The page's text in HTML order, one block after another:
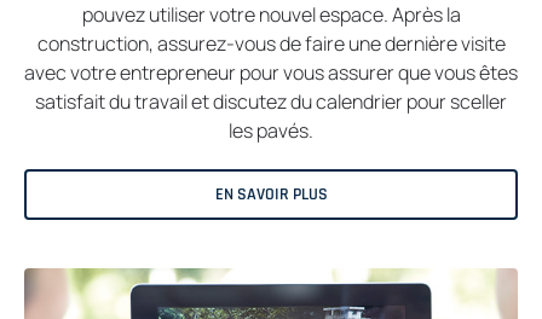
pouvez utiliser votre nouvel espace. Après la
construction, assurez-vous de faire une dernière visite
avec votre entrepreneur pour vous assurer que vous êtes
satisfait du travail et discutez du calendrier pour sceller
les pavés.
EN SAVOIR PLUS